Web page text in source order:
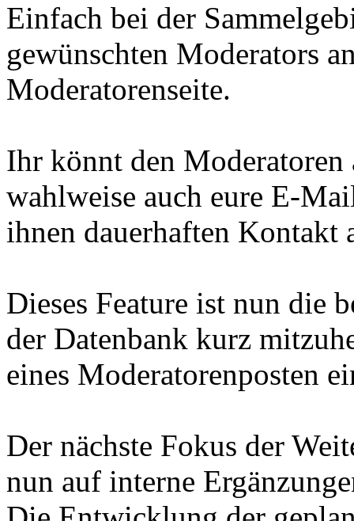
Einfach bei der
gewünschten Moderators
Moderatorenseite.
Ihr könnt den Moderatoren
wahlweise auch eure E-
ihnen dauerhaften Kontakt
Dieses Feature ist nun die
der Datenbank kurz
eines Moderatorenposten
Der nächste Fokus der
nun auf interne